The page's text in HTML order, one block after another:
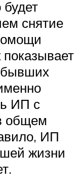
снятие
бывших
ИП с
общем
ИП
жизни